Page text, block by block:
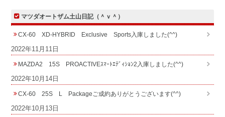
マツダオートザム土山日記（＾ｖ＾）
CX-60 XD-HYBRID Exclusive Sports入庫しました(^^)
2022年11月11日
MAZDA2 15S PROACTIVEｽﾏｰﾄｴﾃﾞｨｼｮﾝ2入庫しました(^^)
2022年10月14日
CX-60 25S L Packageご成約ありがとうございます(^^)
2022年10月13日